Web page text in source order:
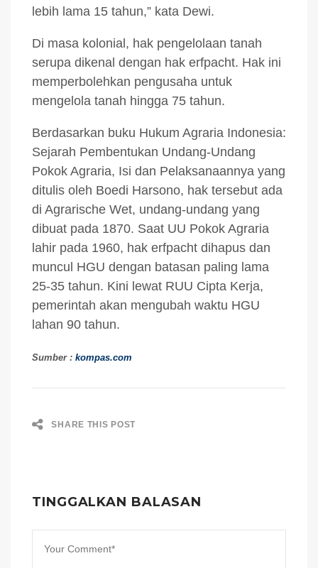
lebih lama 15 tahun,” kata Dewi.
Di masa kolonial, hak pengelolaan tanah
serupa dikenal dengan hak erfpacht. Hak ini
memperbolehkan pengusaha untuk
mengelola tanah hingga 75 tahun.
Berdasarkan buku Hukum Agraria Indonesia:
Sejarah Pembentukan Undang-Undang
Pokok Agraria, Isi dan Pelaksanaannya yang
ditulis oleh Boedi Harsono, hak tersebut ada
di Agrarische Wet, undang-undang yang
dibuat pada 1870. Saat UU Pokok Agraria
lahir pada 1960, hak erfpacht dihapus dan
muncul HGU dengan batasan paling lama
25-35 tahun. Kini lewat RUU Cipta Kerja,
pemerintah akan mengubah waktu HGU
lahan 90 tahun.
Sumber : kompas.com
SHARE THIS POST
TINGGALKAN BALASAN